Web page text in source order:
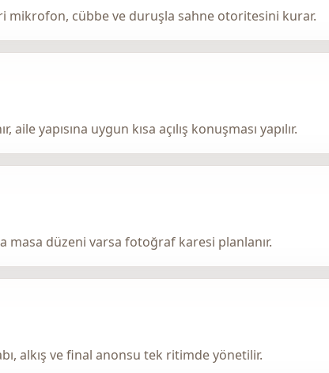
mikrofon, cübbe ve duruşla sahne otoritesini kurar.
aile yapısına uygun kısa açılış konuşması yapılır.
masa düzeni varsa fotoğraf karesi planlanır.
alkış ve final anonsu tek ritimde yönetilir.